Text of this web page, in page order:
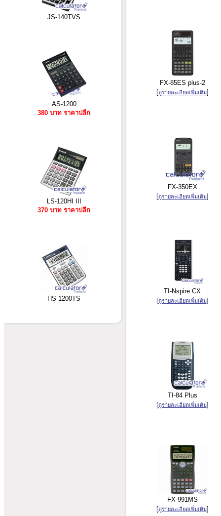
JS-140TVS
AS-1200
380 บาท ราคาปลีก
LS-120HI III
370 บาท ราคาปลีก
HS-1200TS
FX-85ES plus-2
[ดูรายละเอียดเพิ่มเติม]
FX-350EX
[ดูรายละเอียดเพิ่มเติม]
TI-Nspire CX
[ดูรายละเอียดเพิ่มเติม]
TI-84 Plus
[ดูรายละเอียดเพิ่มเติม]
FX-991MS
[ดูรายละเอียดเพิ่มเติม]